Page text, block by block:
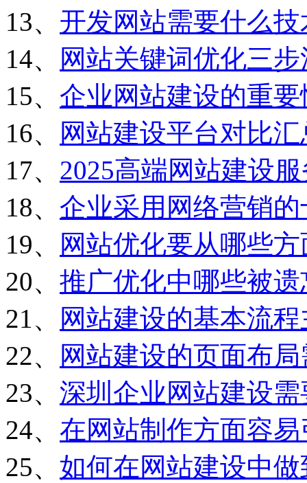
13、 开发网站需要什么技
14、
网站关键词优化三步
15、 企业网站建设的重要
16、
网站建设平台对比汇
17、 2025高端网站建设
18、 企业采用网络营销
19、
网站优化要从哪些
20、 推广优化中哪些被
21、
网站建设的基本流
22、
网站建设的页面布
23、 深圳企业网站建设
24、 在网站制作方面容
25、 如何在网站建设中